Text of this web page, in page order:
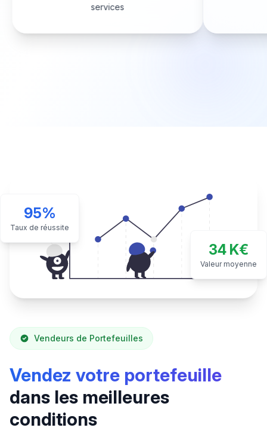
services
95%
Taux de réussite
34 K€
Valeur moyenne
Vendeurs de Portefeuilles
Vendez votre portefeuille
dans les meilleures
conditions